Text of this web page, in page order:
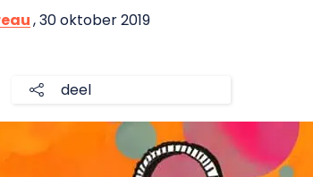
, 30 oktober 2019
deel